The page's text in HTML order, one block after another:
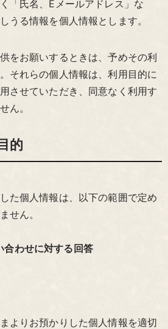
「氏名、Eメールアドレス」な
うる情報を個人情報とします。
をお願いするときは、予めその利
それらの個人情報は、利用目的に
させていただき、同意なく利用す
ん。
的
た個人情報は、以下の範囲で定め
せん。
合わせに対する回答
よりお預かりした個人情報を適切